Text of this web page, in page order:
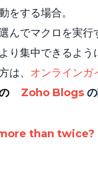
をする場合。
んでマクロを実行
り集中できるよう
は、 オンラインガ
の Zoho Blogs
than